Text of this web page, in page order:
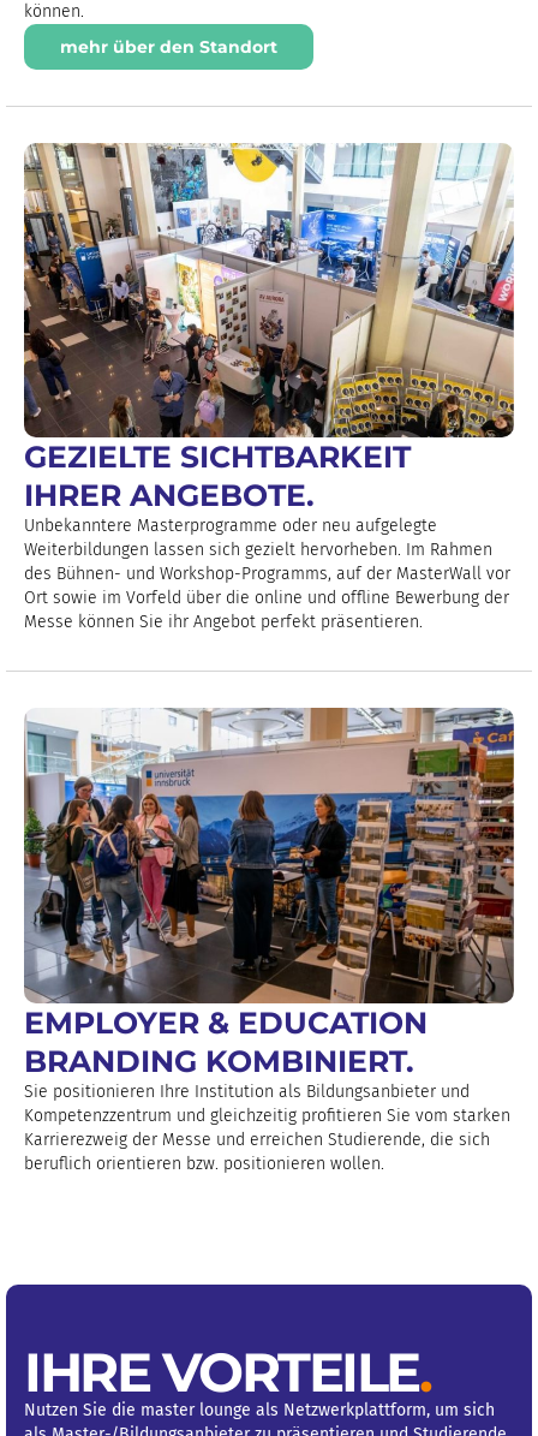
können.
mehr über den Standort
GEZIELTE SICHTBARKEIT
IHRER ANGEBOTE.
Unbekanntere Masterprogramme oder neu aufgelegte
Weiterbildungen lassen sich gezielt hervorheben. Im Rahmen
des Bühnen- und Workshop-Programms, auf der MasterWall vor
Ort sowie im Vorfeld über die online und offline Bewerbung der
Messe können Sie ihr Angebot perfekt präsentieren.
EMPLOYER & EDUCATION
BRANDING KOMBINIERT.
Sie positionieren Ihre Institution als Bildungsanbieter und
Kompetenzzentrum und gleichzeitig profitieren Sie vom starken
Karrierezweig der Messe und erreichen Studierende, die sich
beruflich orientieren bzw. positionieren wollen.
IHRE VORTEILE.
Nutzen Sie die master lounge als Netzwerkplattform, um sich